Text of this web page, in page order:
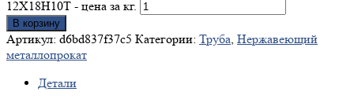
12Х18Н10Т - цена за кг.
В корзину
Артикул: d6bd837f37c5 Категории: Труба, Нержавеющий
металлопрокат
Детали